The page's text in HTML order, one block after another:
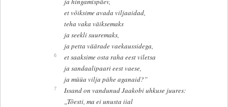
et võiksime avada viljaaidad,
teha vaka väiksemaks
ja seekli suuremaks,
ja petta väärade vaekaussidega,
6
et saaksime osta raha eest viletsa
ja sandaalipaari eest vaese,
ja müüa vilja pähe aganaid?”
7
Issand on vandunud Jaakobi uhkuse juures:
„Tõesti, ma ei unusta iial